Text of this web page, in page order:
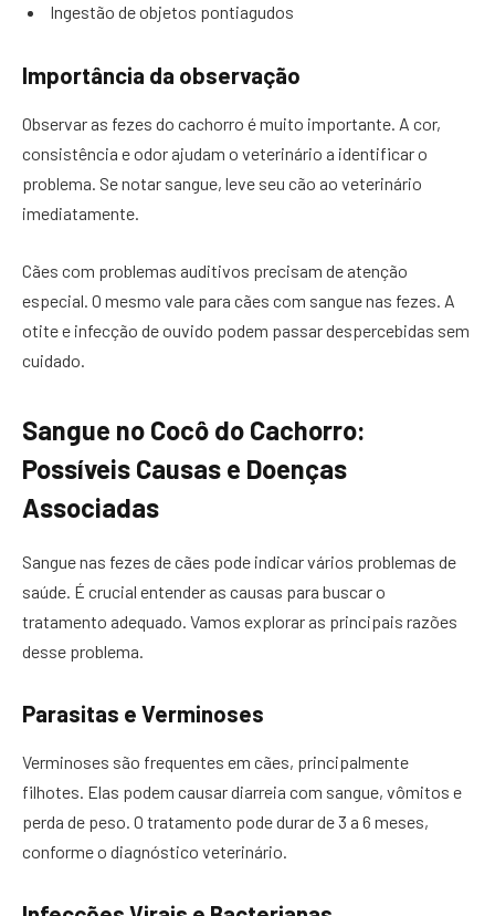
Ingestão de objetos pontiagudos
Importância da observação
Observar as fezes do cachorro é muito importante. A cor,
consistência e odor ajudam o veterinário a identificar o
problema. Se notar sangue, leve seu cão ao veterinário
imediatamente.
Cães com problemas auditivos precisam de atenção
especial. O mesmo vale para cães com sangue nas fezes. A
otite e infecção de ouvido podem passar despercebidas sem
cuidado.
Sangue no Cocô do Cachorro:
Possíveis Causas e Doenças
Associadas
Sangue nas fezes de cães pode indicar vários problemas de
saúde. É crucial entender as causas para buscar o
tratamento adequado. Vamos explorar as principais razões
desse problema.
Parasitas e Verminoses
Verminoses são frequentes em cães, principalmente
filhotes. Elas podem causar diarreia com sangue, vômitos e
perda de peso. O tratamento pode durar de 3 a 6 meses,
conforme o diagnóstico veterinário.